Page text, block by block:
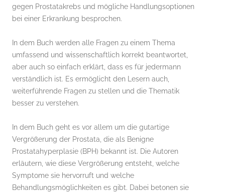
gegen Prostatakrebs und mögliche Handlungsoptionen
bei einer Erkrankung besprochen.
In dem Buch werden alle Fragen zu einem Thema
umfassend und wissenschaftlich korrekt beantwortet,
aber auch so einfach erklärt, dass es für jedermann
verständlich ist. Es ermöglicht den Lesern auch,
weiterführende Fragen zu stellen und die Thematik
besser zu verstehen.
In dem Buch geht es vor allem um die gutartige
Vergrößerung der Prostata, die als Benigne
Prostatahyperplasie (BPH) bekannt ist. Die Autoren
erläutern, wie diese Vergrößerung entsteht, welche
Symptome sie hervorruft und welche
Behandlungsmöglichkeiten es gibt. Dabei betonen sie